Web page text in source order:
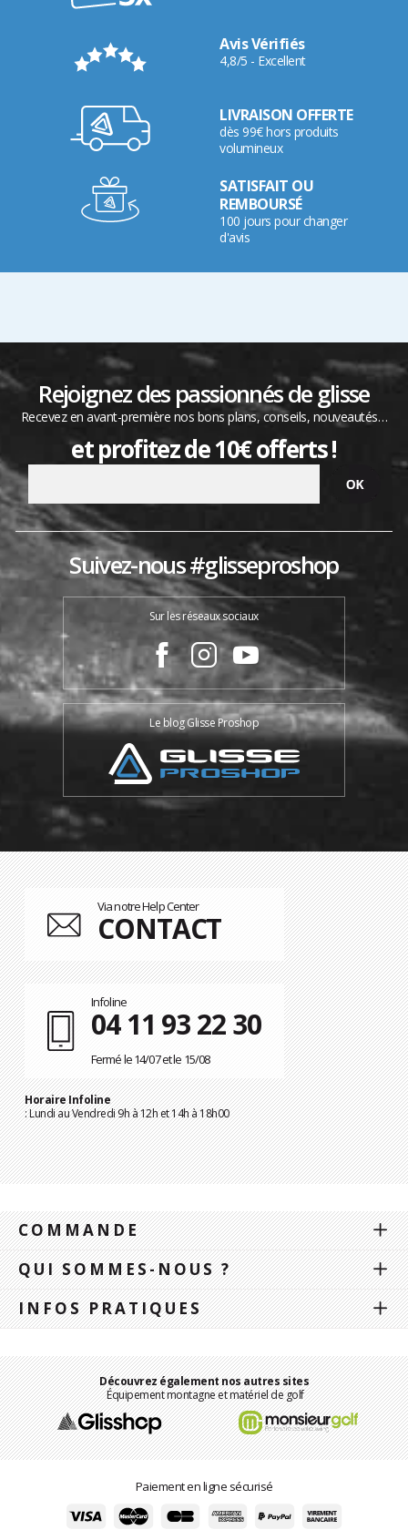
Avis Vérifiés
4,8/5 - Excellent
LIVRAISON OFFERTE
dès 99€ hors produits
volumineux
SATISFAIT OU
REMBOURSÉ
100 jours pour changer
d'avis
Rejoignez des passionnés de glisse
Recevez en avant-première nos bons plans, conseils, nouveautés…
et profitez de 10€ offerts !
Suivez-nous #glisseproshop
Sur les réseaux sociaux
Le blog Glisse Proshop
Via notre Help Center
CONTACT
Infoline
04 11 93 22 30
Fermé le 14/07 et le 15/08
Horaire Infoline
: Lundi au Vendredi 9h à 12h et 14h à 18h00
COMMANDE
QUI SOMMES-NOUS ?
INFOS PRATIQUES
Découvrez également nos autres sites
Équipement montagne et matériel de golf
Paiement en ligne sécurisé